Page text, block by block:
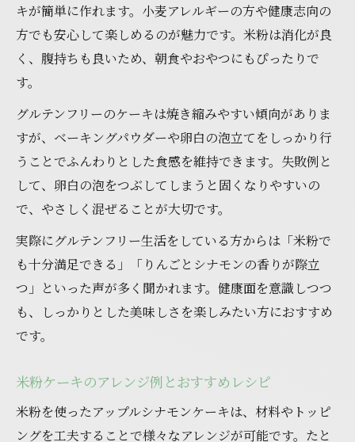
キが簡単に作れます。小麦アレルギーの方や健康志向の
方でも安心して楽しめるのが魅力です。米粉は消化が良
く、腹持ちも良いため、朝食やおやつにもぴったりで
す。
グルテンフリーのケーキは焼き縮みやすい傾向がありま
すが、ベーキングパウダーや卵白の泡立てをしっかり行
うことでふんわりとした食感を維持できます。失敗例と
して、卵白の泡をつぶしてしまうと固くなりやすいの
で、やさしく混ぜることが大切です。
実際にグルテンフリー生活をしている方からは「米粉で
も十分満足できる」「りんごとシナモンの香りが際立
つ」といった声が多く聞かれます。健康面を意識しつつ
も、しっかりとした美味しさを楽しみたい方におすすめ
です。
米粉ケーキのアレンジ例とおすすめレシピ
米粉を使ったアップルシナモンケーキは、材料やトッピ
ングを工夫することで様々なアレンジが可能です。たと